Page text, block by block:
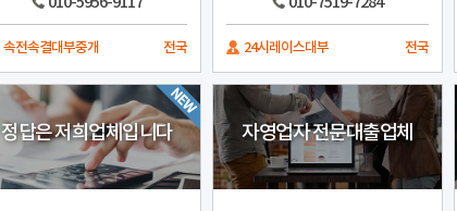
속전속결대부중개 전국 24시레이스대부 전국
정답은 저희업체입니다 자영업자 전문대출업체